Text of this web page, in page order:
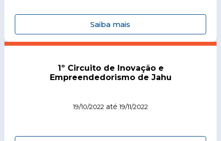
Saiba mais
1º Circuito de Inovação e
Empreendedorismo de Jahu
19/10/2022 até19/11/2022